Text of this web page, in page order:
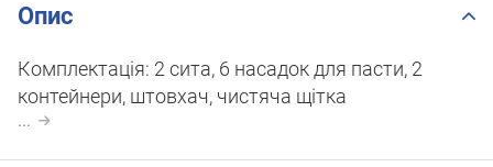
Опис
Комплектація: 2 сита, 6 насадок для пасти, 2
контейнери, штовхач, чистяча щітка
...